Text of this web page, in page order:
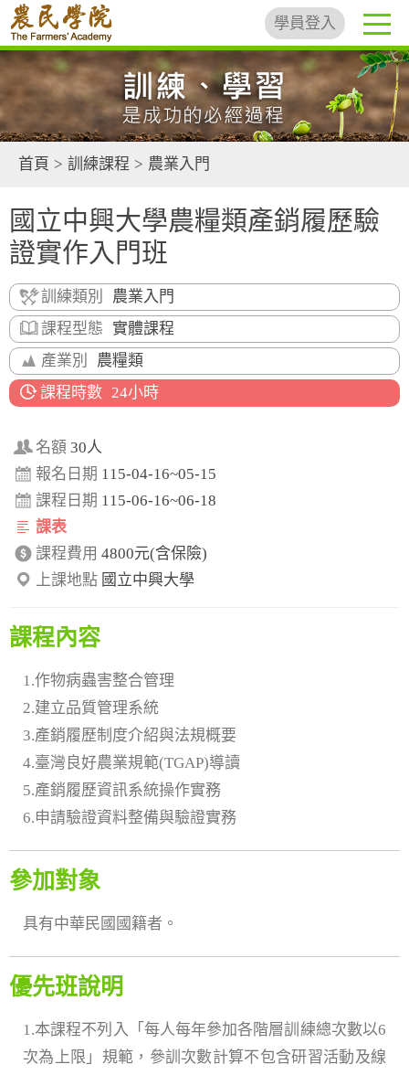
學員登入
首頁 > 訓練課程 > 農業入門
國立中興大學農糧類產銷履歷驗
證實作入門班
訓練類別
農業入門
課程型態 實體課程
產業別
農糧類
課程時數 24小時
名額 30人
報名日期 115-04-16~05-15
課程日期 115-06-16~06-18
課表
課程費用 4800元(含保險)
上課地點 國立中興大學
課程內容
1.作物病蟲害整合管理
2.建立品質管理系統
3.產銷履歷制度介紹與法規概要
4.臺灣良好農業規範(TGAP)導讀
5.產銷履歷資訊系統操作實務
6.申請驗證資料整備與驗證實務
參加對象
具有中華民國國籍者。
優先班說明
1.本課程不列入「每人每年參加各階層訓練總次數以6
次為上限」規範，參訓次數計算不包含研習活動及線